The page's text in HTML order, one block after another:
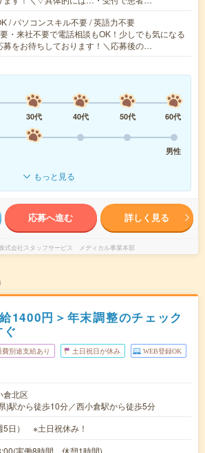
/ パソコンスキル不要 / 英語力不要
・来社不要で電話相談もOK！少しでも気になる
募をお待ちしております！＼応募後の…
30代 40代 50代
60代
男性
もっと見る
応募へ進む 詳しく見る
式会社スタッフサービス メディカル事業本部
1400円＞年末調整のチェック
費別途支給あり 土日祝日が休み WEB登録OK
倉北区
)駅から徒歩10分／西小倉駅から徒歩5分
5日） ※土日祝休み！
実働8時間 休憩1時間)